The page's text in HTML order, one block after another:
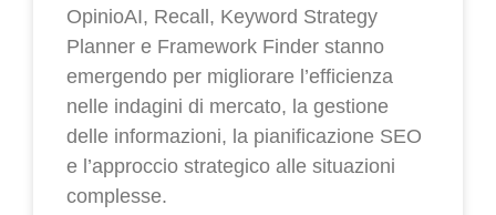
OpinioAI, Recall, Keyword Strategy
Planner e Framework Finder stanno
emergendo per migliorare l’efficienza
nelle indagini di mercato, la gestione
delle informazioni, la pianificazione SEO
e l’approccio strategico alle situazioni
complesse.